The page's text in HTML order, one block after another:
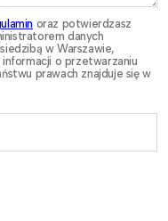
oraz potwierdzasz
danych
w Warszawie,
o przetwarzaniu
prawach znajduje się w